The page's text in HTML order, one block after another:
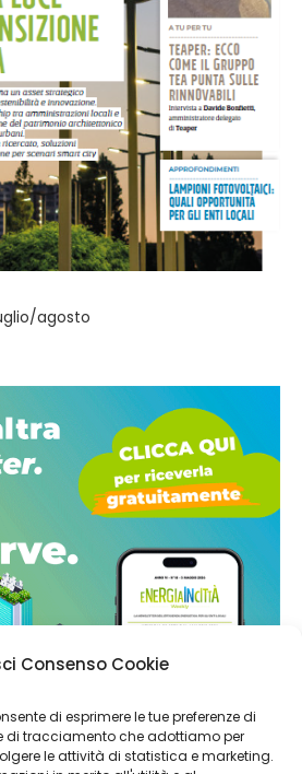
Consenso Cookie
di esprimere le tue preferenze di
di tracciamento che adottiamo per
le attività di statistica e marketing.
agosto